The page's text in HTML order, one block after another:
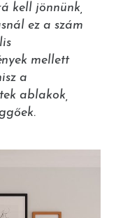
kell jönnünk,
ez a szám
mellett
a
ablakok,